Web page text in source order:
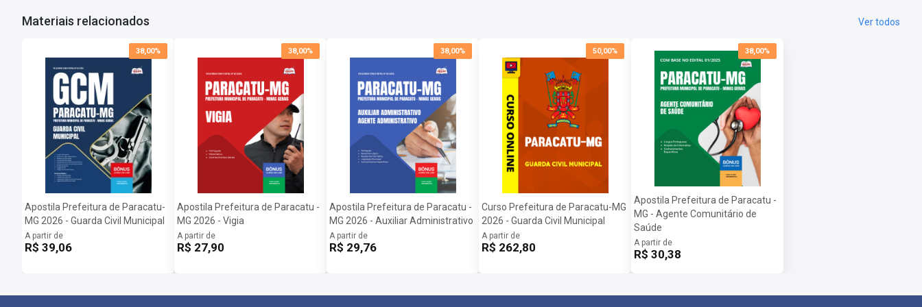
Materiais relacionados Ver todos
38,00%
Apostila Prefeitura de Paracatu-
MG 2026 - Guarda Civil Municipal
A partir de
R$ 39,06
38,00%
Apostila Prefeitura de Paracatu -
MG 2026 - Vigia
A partir de
R$ 27,90
38,00%
Apostila Prefeitura de Paracatu -
MG 2026 - Auxiliar Administrativo
A partir de
R$ 29,76
50,00%
Curso Prefeitura de Paracatu-MG
2026 - Guarda Civil Municipal
A partir de
R$ 262,80
38,00%
Apostila Prefeitura de Paracatu -
MG - Agente Comunitário de
Saúde
A partir de
R$ 30,38